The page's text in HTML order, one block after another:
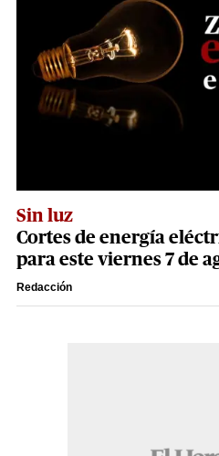
Sin luz
Cortes de energía
para este viernes 7 de
Redacción